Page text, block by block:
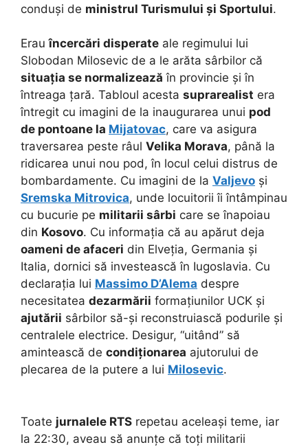
conduși de ministrul Turismului și Sportului.
Erauîncercări disperate ale regimului lui
Slobodan Milosevic de a le arăta sârbilor că
situația se normalizează în provincie și în
întreaga țară. Tabloul acesta suprarealist era
întregit cu imagini de la inaugurarea unui pod
de pontoane la Mijatovac, care va asigura
traversarea peste râul Velika Morava, până la
ridicarea unui nou pod, în locul celui distrus de
bombardamente. Cu imagini de la Valjevo și
Sremska Mitrovica, unde locuitorii îi întâmpinau
cu bucurie pe militarii sârbi care se înapoiau
din Kosovo. Cu informația că au apărut deja
oameni de afaceri din Elveția, Germania și
Italia, dornici să investească în Iugoslavia. Cu
declarația lui Massimo D’Alema despre
necesitatea dezarmării formațiunilor UCK și
ajutării sârbilor să-și reconstruiască podurile și
centralele electrice. Desigur, “uitând” să
amintească de condiționarea ajutorului de
plecarea de la putere a lui Milosevic.
Toate jurnalele RTS repetau aceleași teme, iar
la 22:30, aveau să anunțe că toți militarii